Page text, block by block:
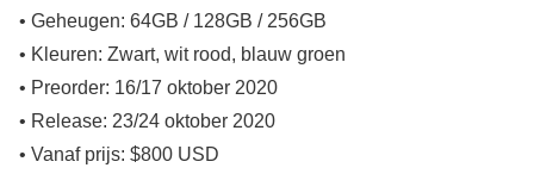
• Geheugen: 64GB / 128GB / 256GB
• Kleuren: Zwart, wit rood, blauw groen
• Preorder: 16/17 oktober 2020
• Release: 23/24 oktober 2020
• Vanaf prijs: $800 USD